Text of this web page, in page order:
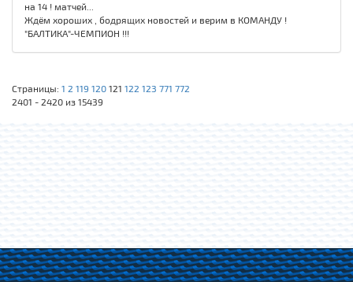
на 14 ! матчей...
Ждём хороших , бодрящих новостей и верим в КОМАНДУ !
"БАЛТИКА"-ЧЕМПИОН !!!
Страницы: 1 2 119 120 121 122 123 771 772
2401 - 2420 из 15439